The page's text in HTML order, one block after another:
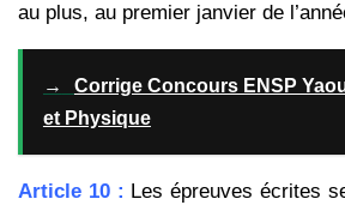
au plus, au premier janvier de
→
Corrige Concours ENSP
et Physique
Article 10 : Les épreuves écrites